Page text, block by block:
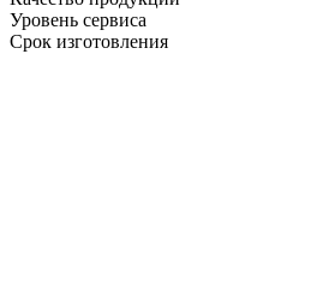
Уровень сервиса
Срок изготовления